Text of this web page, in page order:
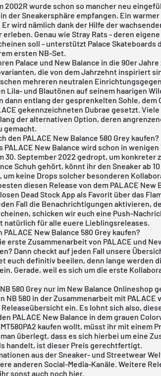
2002R wurde schon so mancher neu
der Sneakersphäre empfangen. Ein
Er wird nämlich dank der Hilfe der
erleben. Genau wie Stray Rats - deren
soll - unterstützt Palace Skateboards
ersten NB-Set.
Palace und New Balance in die 90er
die von dem Jahrzehnt inspiriert
mehreren neutralen
Lila- und Blautönen auf seinem haarigen
dann entlang der gesprenkelten Sohle, dem
gekennzeichneten Dubrae gesetzt.
der alternativen Option, deren
gemacht.
den PALACE New Balance 580 Grey kaufen?
PALACE New Balance wird schon in
30. September 2022 gedropt, um konkreter
Schuh gehört, könnt ihr den Sneaker ab
keine Drops solcher besonderen
diesen Release von dem PALACE New
Dead Stock App als Favorit über das
Fall die Benachrichtigungen aktivieren,
schicken wir euch eine Push-
natürlich für alle euere Lieblingsreleases.
PALACE New Balance 580 Grey kaufen?
erste Zusammenarbeit von PALACE und
Dann checkt auf jeden Fall unsere
euch definitiv beeilen, denn lange werden
Gerade, weil es sich um die erste
580 Grey nur im New Balance Onlineshop
NB 580 in der Zusammenarbeit mit
Releaseübersicht ein. Es lohnt sich also,
PALACE New Balance in dem grauen
kaufen wollt, müsst ihr mit einem
überlegt, dass es sich hierbei um eine
handelt, ist dieser Preis gerechtfertigt.
aus der Sneaker- und Streetwear
anderen Social-Media-Kanäle. Weitere
sonst auch noch hier.